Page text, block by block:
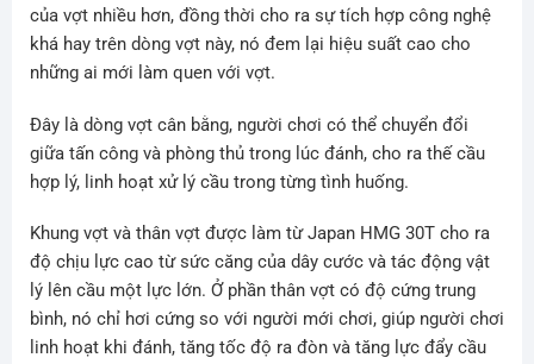
của vợt nhiều hơn, đồng thời cho ra sự tích hợp công nghệ
khá hay trên dòng vợt này, nó đem lại hiệu suất cao cho
những ai mới làm quen với vợt.
Đây là dòng vợt cân bằng, người chơi có thể chuyển đổi
giữa tấn công và phòng thủ trong lúc đánh, cho ra thế cầu
hợp lý, linh hoạt xử lý cầu trong từng tình huống.
Khung vợt và thân vợt được làm từ Japan HMG 30T cho ra
độ chịu lực cao từ sức căng của dây cước và tác động vật
lý lên cầu một lực lớn. Ở phần thân vợt có độ cứng trung
bình, nó chỉ hơi cứng so với người mới chơi, giúp người chơi
linh hoạt khi đánh, tăng tốc độ ra đòn và tăng lực đẩy cầu